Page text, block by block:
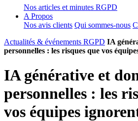
Nos articles et minutes RGPD
A Propos
Nos avis clients Qui sommes-nous
Actualités & événements RGPD IA
personnelles : les risques que vos
IA générative et
personnelles : les
vos équipes